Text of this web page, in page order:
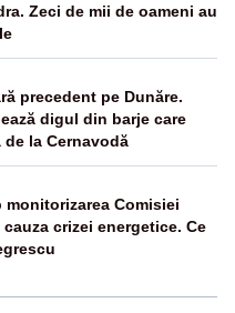
Zeci de mii de oameni au
precedent pe Dunăre.
digul din barje care
la Cernavodă
monitorizarea Comisiei
crizei energetice. Ce